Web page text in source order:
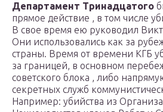
Департамент Тринадцатого
прямое действие , в том числе
В свое время ею руководил
Они использовались как за
страны. Время от времени КГБ
за границей, в основном
советского блока , либо
секретных служб
Например: убийства из